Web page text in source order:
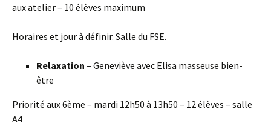
aux atelier – 10 élèves maximum
Horaires et jour à définir. Salle du FSE.
Relaxation – Geneviève avec Elisa masseuse bien-
être
Priorité aux 6ème – mardi 12h50 à 13h50 – 12 élèves – salle
A4